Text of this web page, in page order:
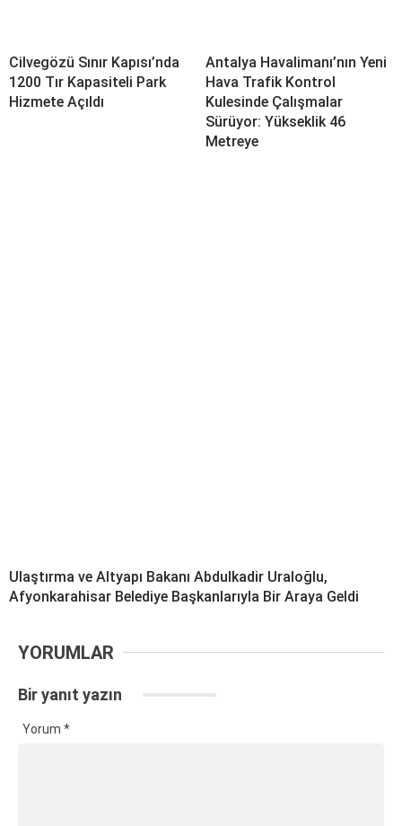
Cilvegözü Sınır Kapısı’nda
1200 Tır Kapasiteli Park
Hizmete Açıldı
Antalya Havalimanı’nın Yeni
Hava Trafik Kontrol
Kulesinde Çalışmalar
Sürüyor: Yükseklik 46
Metreye
Ulaştırma ve Altyapı Bakanı Abdulkadir Uraloğlu,
Afyonkarahisar Belediye Başkanlarıyla Bir Araya Geldi
YORUMLAR
Bir yanıt yazın
Yorum *